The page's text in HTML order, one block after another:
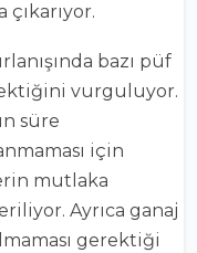
bazı püf
vurguluyor.
süre
için
mutlaka
Ayrıca ganaj
gerektiği